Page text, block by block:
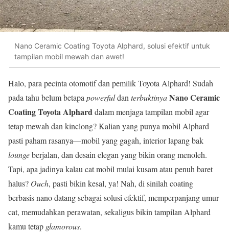
Nano Ceramic Coating Toyota Alphard, solusi efektif untuk
tampilan mobil mewah dan awet!
Halo, para pecinta otomotif dan pemilik Toyota Alphard! Sudah
pada tahu belum betapa powerfuldan terbuktinyaNano Ceramic
Coating Toyota Alpharddalam menjaga tampilan mobil agar
tetap mewah dan kinclong? Kalian yang punya mobil Alphard
pasti paham rasanya—mobil yang gagah, interior lapang bak
loungeberjalan, dan desain elegan yang bikin orang menoleh.
Tapi, apa jadinya kalau cat mobil mulai kusam atau penuh baret
halus? Ouch, pasti bikin kesal, ya! Nah, di sinilah coating
berbasis nano datang sebagai solusi efektif, memperpanjang umur
cat, memudahkan perawatan, sekaligus bikin tampilan Alphard
kamu tetap glamorous.